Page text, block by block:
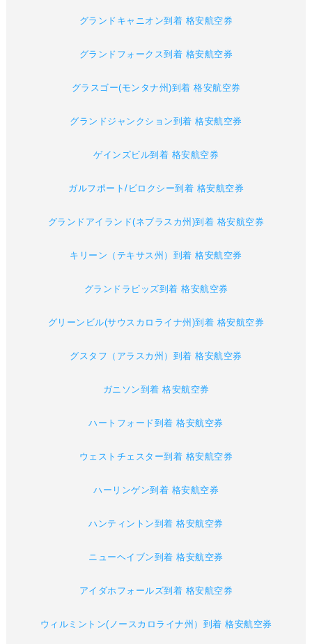
グランドキャニオン到着 格安航空券
グランドフォークス到着 格安航空券
グラスゴー(モンタナ州)到着 格安航空券
グランドジャンクション到着 格安航空券
ゲインズビル到着 格安航空券
ガルフポート/ビロクシー到着 格安航空券
グランドアイランド(ネブラスカ州)到着 格安航空券
キリーン（テキサス州）到着 格安航空券
グランドラピッズ到着 格安航空券
グリーンビル(サウスカロライナ州)到着 格安航空券
グスタフ（アラスカ州）到着 格安航空券
ガニソン到着 格安航空券
ハートフォード到着 格安航空券
ウェストチェスター到着 格安航空券
ハーリンゲン到着 格安航空券
ハンティントン到着 格安航空券
ニューヘイブン到着 格安航空券
アイダホフォールズ到着 格安航空券
ウィルミントン(ノースカロライナ州）到着 格安航空券